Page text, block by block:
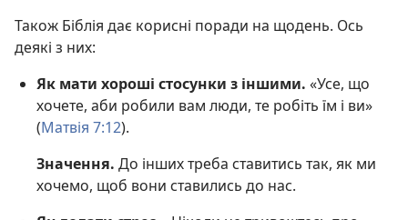
Також Біблія дає корисні поради на щодень. Ось
деякі з них:
Як мати хороші стосунки з іншими. «Усе, що
хочете, аби робили вам люди, те робіть їм і ви»
(Матвія 7:12).
Значення. До інших треба ставитись так, як ми
хочемо, щоб вони ставились до нас.